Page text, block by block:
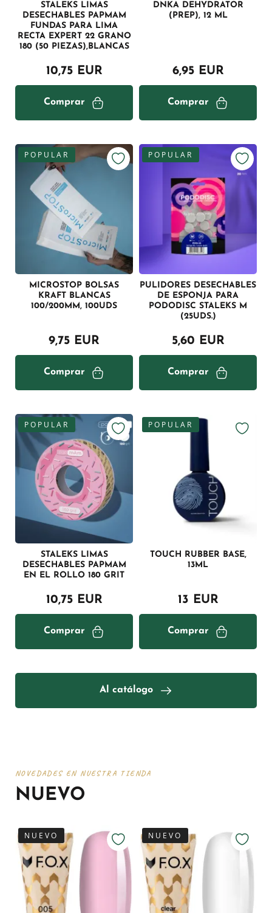
STALEKS LIMAS
DESECHABLES PAPMAM
FUNDAS PARA LIMA
RECTA EXPERT 22 GRANO
180 (50 PIEZAS),BLANCAS
10,75 EUR
Comprar
DNKA DEHYDRATOR
(PREP), 12 ML
6,95 EUR
Comprar
POPULAR
MICROSTOP BOLSAS
KRAFT BLANCAS
100/200MM, 100UDS
9,75 EUR
Comprar
POPULAR
PULIDORES DESECHABLES
DE ESPONJA PARA
PODODISC STALEKS M
(25UDS.)
5,60 EUR
Comprar
POPULAR
STALEKS LIMAS
DESECHABLES PAPMAM
EN EL ROLLO 180 GRIT
10,75 EUR
Comprar
POPULAR
TOUCH RUBBER BASE,
13ML
13 EUR
Comprar
Al catálogo
NOVEDADES EN NUESTRA TIENDA
NUEVO
NUEVO NUEVO